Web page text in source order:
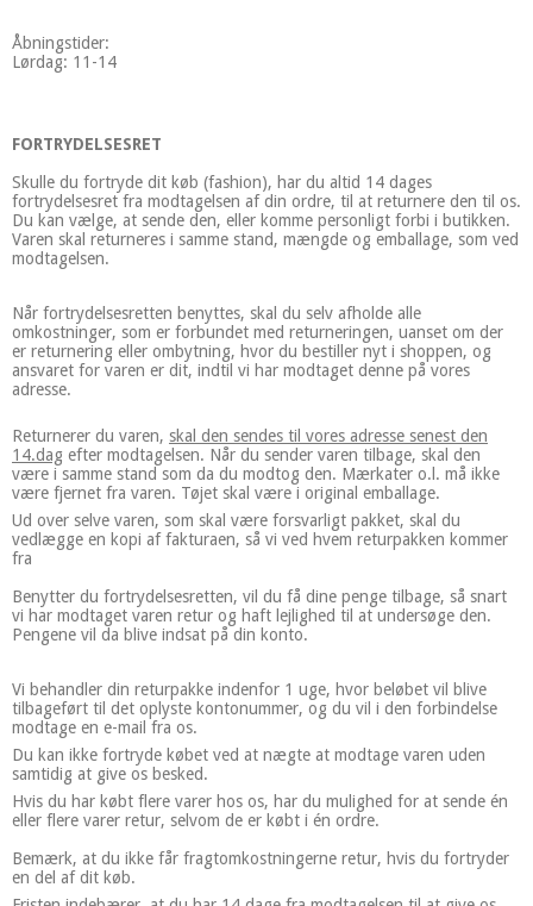
Åbningstider:
Lørdag: 11-14
FORTRYDELSESRET
Skulle du fortryde dit køb (fashion), har du altid 14 dages
fortrydelsesret fra modtagelsen af din ordre, til at returnere den til os.
Du kan vælge, at sende den, eller komme personligt forbi i butikken.
Varen skal returneres i samme stand, mængde og emballage, som ved
modtagelsen.
Når fortrydelsesretten benyttes, skal du selv afholde alle
omkostninger, som er forbundet med returneringen, uanset om der
er returnering eller ombytning, hvor du bestiller nyt i shoppen, og
ansvaret for varen er dit, indtil vi har modtaget denne på vores
adresse.
Returnerer du varen, skal den sendes til vores adresse senest den
14.dag efter modtagelsen. Når du sender varen tilbage, skal den
være i samme stand som da du modtog den. Mærkater o.l. må ikke
være fjernet fra varen. Tøjet skal være i original emballage.
Ud over selve varen, som skal være forsvarligt pakket, skal du
vedlægge en kopi af fakturaen, så vi ved hvem returpakken kommer
fra
Benytter du fortrydelsesretten, vil du få dine penge tilbage, så snart
vi har modtaget varen retur og haft lejlighed til at undersøge den.
Pengene vil da blive indsat på din konto.
Vi behandler din returpakke indenfor 1 uge, hvor beløbet vil blive
tilbageført til det oplyste kontonummer, og du vil i den forbindelse
modtage en e-mail fra os.
Du kan ikke fortryde købet ved at nægte at modtage varen uden
samtidig at give os besked.
Hvis du har købt flere varer hos os, har du mulighed for at sende én
eller flere varer retur, selvom de er købt i én ordre.
Bemærk, at du ikke får fragtomkostningerne retur, hvis du fortryder
en del af dit køb.